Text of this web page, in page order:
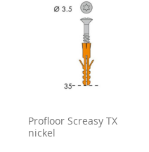
Profloor Screasy TX
nickel